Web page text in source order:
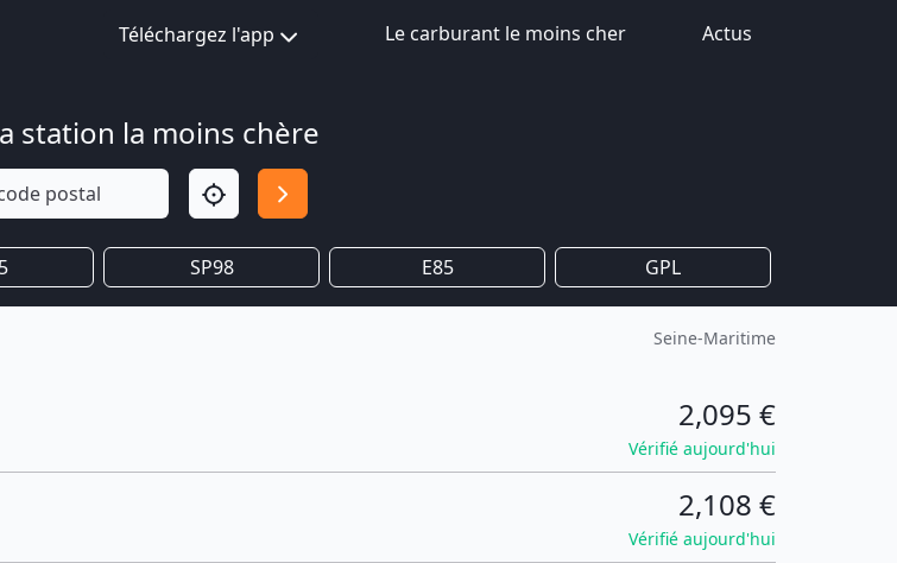
Téléchargez l'app Le carburant le moins cher Actus
station la moins chère
SP98 E85 GPL
Seine-Maritime
2,095 €
Vérifié aujourd'hui
2,108 €
Vérifié aujourd'hui